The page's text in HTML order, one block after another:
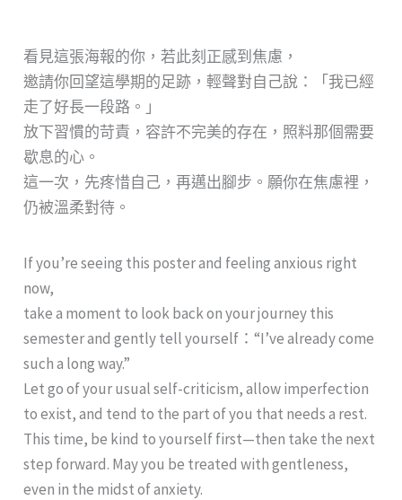
看見這張海報的你，若此刻正感到焦慮，
邀請你回望這學期的足跡，輕聲對自己說：「我已經
走了好長一段路。」
放下習慣的苛責，容許不完美的存在，照料那個需要
歇息的心。
這一次，先疼惜自己，再邁出腳步。願你在焦慮裡，
仍被溫柔對待。
If you’re seeing this poster and feeling anxious right
now,
take a moment to look back on your journey this
semester and gently tell yourself：“I’ve already come
such a long way.”
Let go of your usual self-criticism, allow imperfection
to exist, and tend to the part of you that needs a rest.
This time, be kind to yourself first—then take the next
step forward. May you be treated with gentleness,
even in the midst of anxiety.